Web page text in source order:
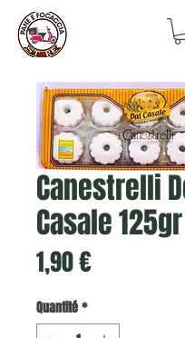
Canestrelli
Casale 125gr
1,90 €Prix
Quantité*